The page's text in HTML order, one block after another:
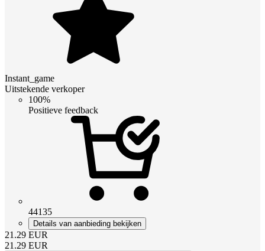
Instant_game
Uitstekende verkoper
100%
Positieve feedback
44135
Details van aanbieding bekijken
21.29 EUR
21.29 EUR